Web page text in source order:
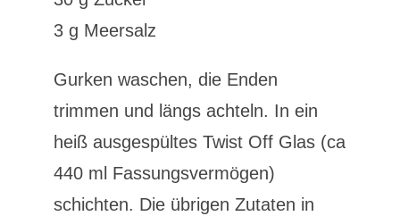
3 g Meersalz
Gurken waschen, die Enden
trimmen und längs achteln. In ein
heiß ausgespültes Twist Off Glas (ca
440 ml Fassungsvermögen)
schichten. Die übrigen Zutaten in